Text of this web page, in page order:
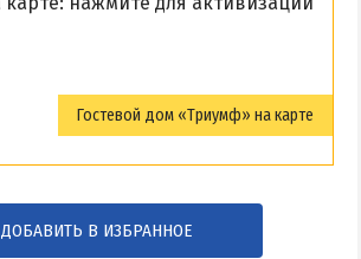
Гостевой дом «Триумф» на карте
ДОБАВИТЬ В ИЗБРАННОЕ